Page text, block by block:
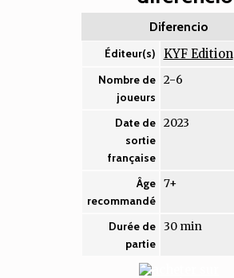
Diferencio
Éditeur(s) KYF Edition
Nombre de
joueurs
2-6
Date de
sortie
française
2023
Âge
recommandé
7+
Durée de
partie
30 min